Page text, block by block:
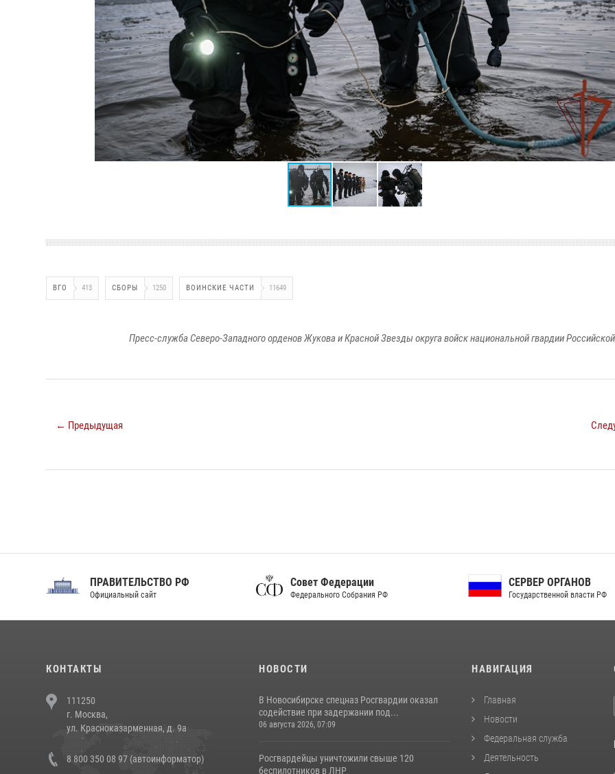
ВГО 413 СБОРЫ 1250 ВОИНСКИЕ ЧАСТИ 11649
Пресс-служба Северо-Западного орденов Жукова и Красной Звезды округа войск национальной гвардии
← Предыдущая
ПРАВИТЕЛЬСТВО РФ
Официальный сайт
Совет Федерации
Федерального Собрания РФ
СЕРВЕР ОРГАНОВ
Государственной власти РФ
КОНТАКТЫ
111250
г. Москва,
ул. Красноказарменная, д. 9а
8 800 350 08 97 (автоинформатор)
НОВОСТИ
В Новосибирске спецназ Росгвардии оказал
содействие при задержании под...
06 августа 2026, 07:09
Росгвардейцы уничтожили свыше 120
беспилотников в ЛНР
НАВИГАЦИЯ
Главная
Новости
Федеральная служба
Деятельность